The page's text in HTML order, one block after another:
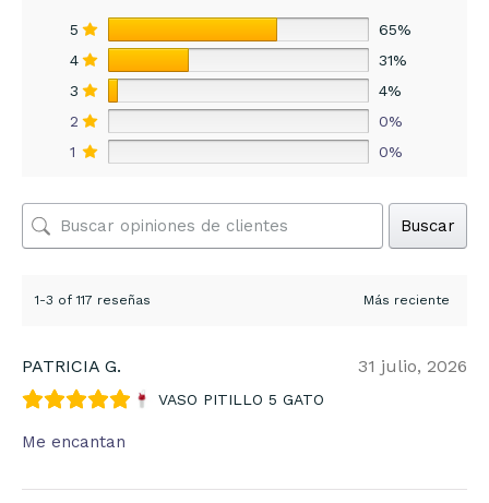
5
65%
4
31%
3
4%
2
0%
1
0%
Buscar
1-3 of 117 reseñas
PATRICIA G. 31 julio, 2026
VASO PITILLO 5 GATO
Me encantan